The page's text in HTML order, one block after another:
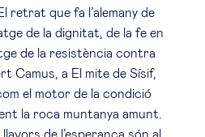
retrat que fa l’alemany de
de la dignitat, de la fe en
de la resistència contra
Camus, a El mite de Sísif,
el motor de la condició
la roca muntanya amunt.